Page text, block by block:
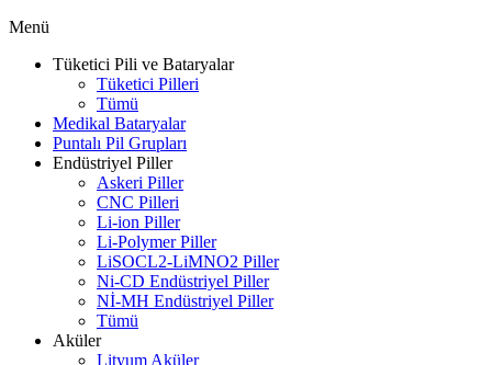
Menü
Tüketici Pili ve Bataryalar
Tüketici Pilleri
Tümü
Medikal Bataryalar
Puntalı Pil Grupları
Endüstriyel Piller
Askeri Piller
CNC Pilleri
Li-ion Piller
Li-Polymer Piller
LiSOCL2-LiMNO2 Piller
Ni-CD Endüstriyel Piller
Nİ-MH Endüstriyel Piller
Tümü
Aküler
Lityum Aküler